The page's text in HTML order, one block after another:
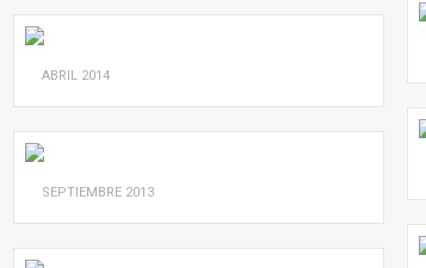
ABRIL 2014
SEPTIEMBRE 2013